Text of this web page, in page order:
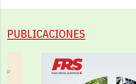
PUBLICACIONES